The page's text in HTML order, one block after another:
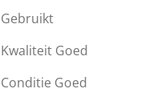
Gebruikt
Kwaliteit Goed
Conditie Goed